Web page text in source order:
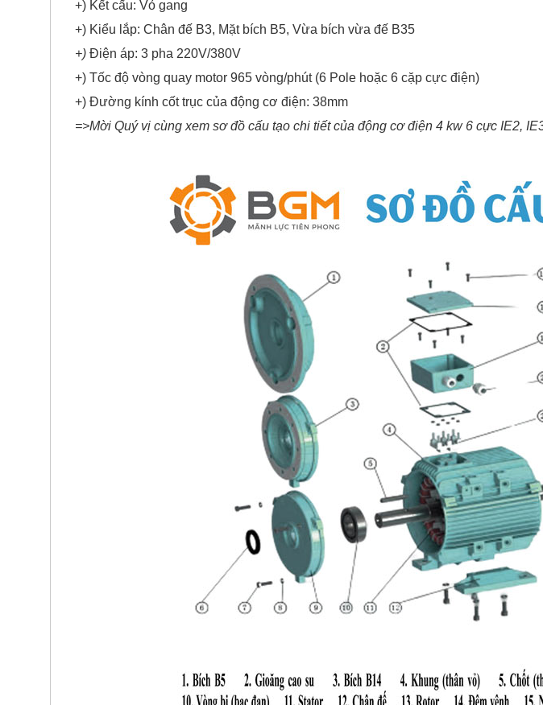
+) Tốc độ vòng quay motor 965 vòng/phút (6 Pole hoặc 6 cặp cực điện)
+) Đường kính cốt trục của động cơ điện: 38mm
=>Mời Quý vị cùng xem sơ đồ cấu tạo chi tiết của động cơ điện 4 kw 6 cực IE2, IE3.